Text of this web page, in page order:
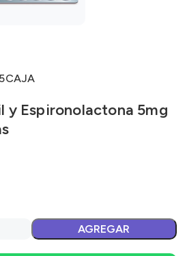
y Espironolactona 5mg
AGREGAR